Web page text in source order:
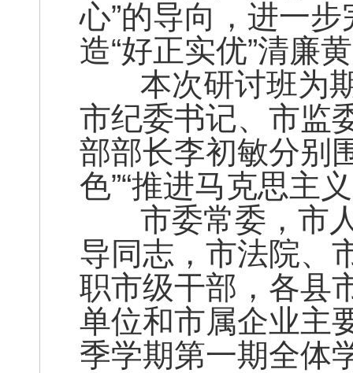
心”的导向，进一
造“好正实优”清廉
本次研讨班为期
市纪委书记、市监
部部长李初敏分别
色”“推进马克思主
市委常委，市人
导同志，市法院、
职市级干部，各县
单位和市属企业主
季学期第一期全体